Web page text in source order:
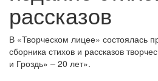
рассказов
В «Творческом лицее» состоялась
сборника стихов и рассказов
и Гроздь» – 20 лет».